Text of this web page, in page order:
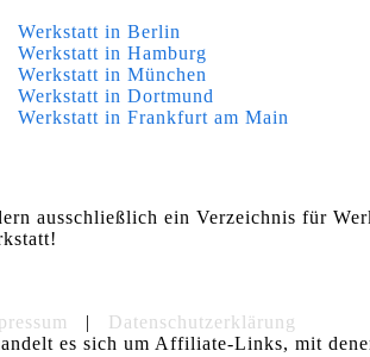
Werkstatt in Berlin
Werkstatt in Hamburg
Werkstatt in München
Werkstatt in Dortmund
Werkstatt in Frankfurt am Main
ausschließlich ein Verzeichnis für
| Datenschutzerklärung
es sich um Affiliate-Links, mit